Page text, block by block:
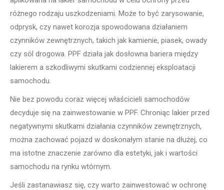
różnego rodzaju uszkodzeniami. Może to być zarysowanie,
odprysk, czy nawet korozja spowodowana działaniem
czynników zewnętrznych, takich jak kamienie, piasek, owady
czy sól drogowa. PPF działa jak dosłowna bariera między
lakierem a szkodliwymi skutkami codziennej eksploatacji
samochodu.
Nie bez powodu coraz więcej właścicieli samochodów
decyduje się na zainwestowanie w PPF. Chroniąc lakier przed
negatywnymi skutkami działania czynników zewnętrznych,
można zachować pojazd w doskonałym stanie na dłużej, co
ma istotne znaczenie zarówno dla estetyki, jak i wartości
samochodu na rynku wtórnym.
Jeśli zastanawiasz się, czy warto zainwestować w ochronę